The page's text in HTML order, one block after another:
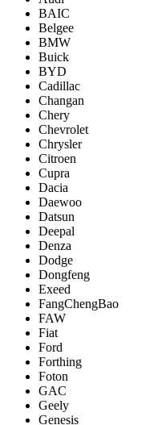
BAIC
Belgee
BMW
Buick
BYD
Cadillac
Changan
Chery
Chevrolet
Chrysler
Citroen
Cupra
Dacia
Daewoo
Datsun
Deepal
Denza
Dodge
Dongfeng
Exeed
FangChengBao
FAW
Fiat
Ford
Forthing
Foton
GAC
Geely
Genesis